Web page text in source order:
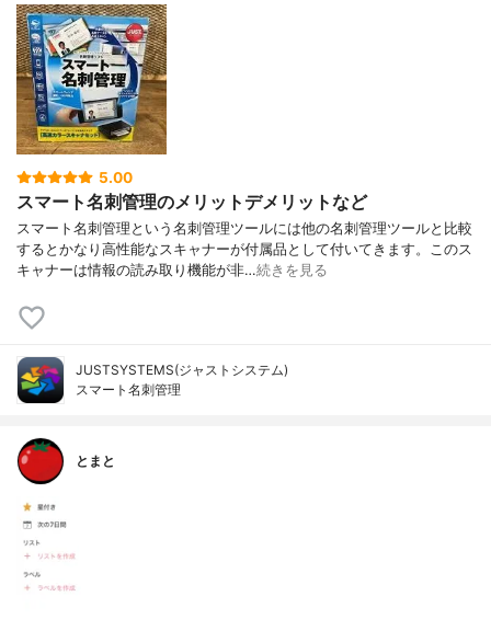
5.00
スマート名刺管理のメリットデメリットなど
スマート名刺管理という名刺管理ツールには他の名刺管理ツールと比較
するとかなり高性能なスキャナーが付属品として付いてきます。このス
キャナーは情報の読み取り機能が非…続きを見る
JUSTSYSTEMS(ジャストシステム)
スマート名刺管理
とまと